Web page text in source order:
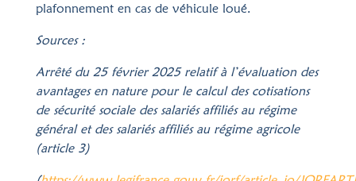
plafonnement en cas de véhicule loué.
Sources :
Arrêté du 25 février 2025 relatif à l’évaluation des
avantages en nature pour le calcul des cotisations
de sécurité sociale des salariés affiliés au régime
général et des salariés affiliés au régime agricole
(article 3)